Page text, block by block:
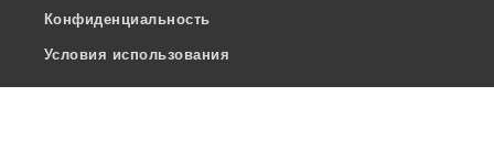
Конфиденциальность
Условия использования